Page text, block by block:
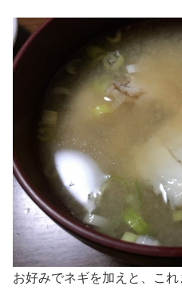
お好みでネギを加えと、これ